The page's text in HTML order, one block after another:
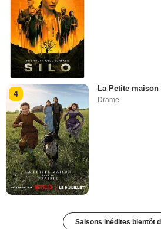
4
La Petite
Drame
Saisons inédites bientôt